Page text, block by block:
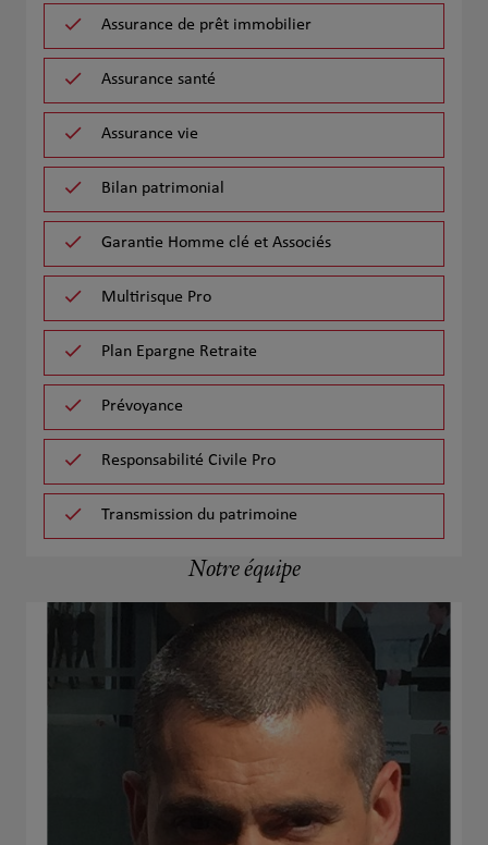
Assurance de prêt immobilier
Assurance santé
Assurance vie
Bilan patrimonial
Garantie Homme clé et Associés
Multirisque Pro
Plan Epargne Retraite
Prévoyance
Responsabilité Civile Pro
Transmission du patrimoine
Notre équipe